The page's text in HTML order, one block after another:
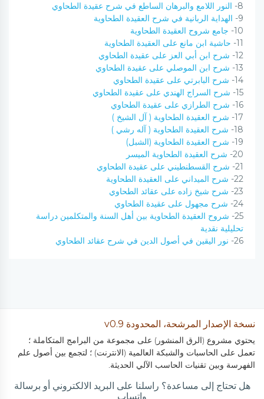
8-
النور اللامع والبرهان الساطع في شرح عقيدة الطحاوي
9-
الهداية الربانية في شرح العقيدة الطحاوية
10- جامع شروح العقيدة الطحاوية
11- حاشية ابن مانع على العقيدة الطحاوية
12- شرح ابن أبي العز على عقيدة الطحاوي
13- شرح ابن الموصلي على عقيدة الطحاوي
14- شرح البابرتي على عقيدة الطحاوي
15- شرح السراج الهندي على عقيدة الطحاوي
16- شرح الطرازي على عقيدة الطحاوي
17- شرح العقيدة الطحاوية ( آل الشيخ )
18- شرح العقيدة الطحاوية ( آله رشي )
19- شرح العقيدة الطحاوية (الشبل)
20- شرح العقيدة الطحاوية الميسر
21- شرح القسطنطيني على عقيدة الطحاوي
22- شرح الميداني على العقيدة الطحاوية
23- شرح شيخ زاده على عقائد الطحاوي
24- شرح مجهول على عقيدة الطحاوي
25- شروح العقيدة الطحاوية بين أهل السنة والمتكلمين دراسة
تحليلية نقدية
26- نور اليقين في أصول الدين في شرح عقائد الطحاوي
نسخة الإصدار المرشحة، المحدودة v0.9
يحتوي مشروع (الرق المنشور) على مجموعة من البرامج المتكاملة ؛
تعمل على الحاسبات والشبكة العالمية (الانترنت) ؛ لتجمع بين أصول علم
الفهرسة وبين تقنيات الحاسب الآلي الحديثة.
هل تحتاج إلى مساعدة؟ راسلنا على البريد الالكتروني أو برسالة
واتساب